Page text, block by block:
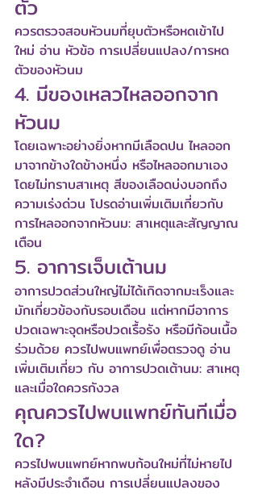
ตัว
ควรตรวจสอบหัวนมที่ยุบตัวหรือหดเข้าไป
ใหม่ อ่าน หัวข้อ การเปลี่ยนแปลง/การหด
ตัวของหัวนม
4. มีของเหลวไหลออกจาก
หัวนม
โดยเฉพาะอย่างยิ่งหากมีเลือดปน ไหลออก
มาจากข้างใดข้างหนึ่ง หรือไหลออกมาเอง
โดยไม่ทราบสาเหตุ สีของเลือดบ่งบอกถึง
ความเร่งด่วน โปรดอ่านเพิ่มเติมเกี่ยวกับ
การไหลออกจากหัวนม: สาเหตุและสัญญาณ
เตือน
5. อาการเจ็บเต้านม
อาการปวดส่วนใหญ่ไม่ได้เกิดจากมะเร็งและ
มักเกี่ยวข้องกับรอบเดือน แต่หากมีอาการ
ปวดเฉพาะจุดหรือปวดเรื้อรัง หรือมีก้อนเนื้อ
ร่วมด้วย ควรไปพบแพทย์เพื่อตรวจดู อ่าน
เพิ่มเติมเกี่ยว กับ อาการปวดเต้านม: สาเหตุ
และเมื่อใดควรกังวล
คุณควรไปพบแพทย์ทันทีเมื่อ
ใด?
ควรไปพบแพทย์หากพบก้อนใหม่ที่ไม่หายไป
หลังมีประจำเดือน การเปลี่ยนแปลงของ